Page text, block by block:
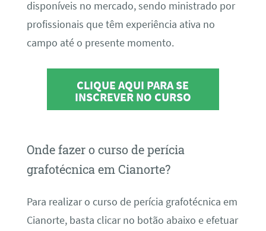
disponíveis no mercado, sendo ministrado por
profissionais que têm experiência ativa no
campo até o presente momento.
CLIQUE AQUI PARA SE
INSCREVER NO CURSO
Onde fazer o curso de perícia
grafotécnica em Cianorte?
Para realizar o curso de perícia grafotécnica em
Cianorte, basta clicar no botão abaixo e efetuar